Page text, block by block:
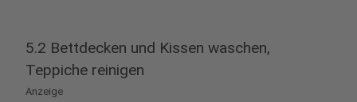
5.2 Bettdecken und Kissen waschen,
Teppiche reinigen
Anzeige